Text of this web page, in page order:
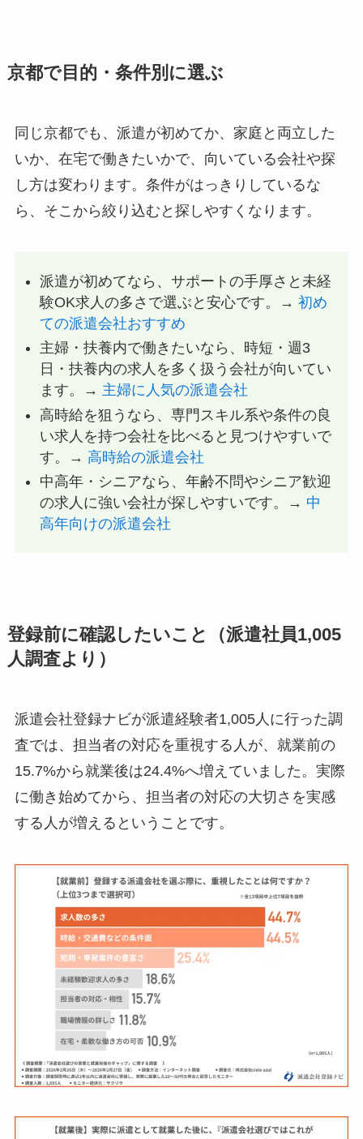
京都で目的・条件別に選ぶ
同じ京都でも、派遣が初めてか、家庭と両立した
いか、在宅で働きたいかで、向いている会社や探
し方は変わります。条件がはっきりしているな
ら、そこから絞り込むと探しやすくなります。
派遣が初めてなら、サポートの手厚さと未経
験OK求人の多さで選ぶと安心です。→初め
ての派遣会社おすすめ
主婦・扶養内で働きたいなら、時短・週3
日・扶養内の求人を多く扱う会社が向いてい
ます。→ 主婦に人気の派遣会社
高時給を狙うなら、専門スキル系や条件の良
い求人を持つ会社を比べると見つけやすいで
す。→ 高時給の派遣会社
中高年・シニアなら、年齢不問やシニア歓迎
の求人に強い会社が探しやすいです。→ 中
高年向けの派遣会社
登録前に確認したいこと（派遣社員1,005
人調査より）
派遣会社登録ナビが派遣経験者1,005人に行った調
査では、担当者の対応を重視する人が、就業前の
15.7%から就業後は24.4%へ増えていました。実際
に働き始めてから、担当者の対応の大切さを実感
する人が増えるということです。